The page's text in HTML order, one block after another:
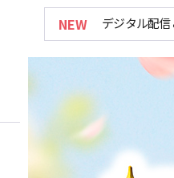
NEW デジタル配信